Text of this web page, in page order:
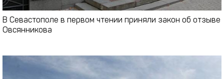
В Севастополе в первом чтении приняли закон об отзыве
Овсянникова